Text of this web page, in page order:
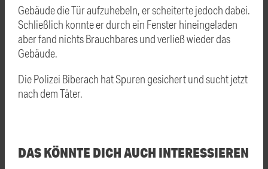
Gebäude die Tür aufzuhebeln, er scheiterte jedoch dabei.
Schließlich konnte er durch ein Fenster hineingeladen
aber fand nichts Brauchbares und verließ wieder das
Gebäude.
Die Polizei Biberach hat Spuren gesichert und sucht jetzt
nach dem Täter.
DAS KÖNNTE DICH AUCH INTERESSIEREN